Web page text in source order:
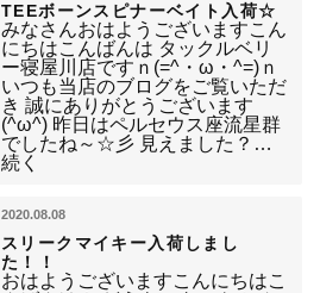
TEEボーンスピナーベイト入荷☆
みなさんおはようございますこん
にちはこんばんは タックルベリ
ー寝屋川店ですｎ(=^・ω・^=)ｎ
いつも当店のブログをご覧いただ
き 誠にありがとうございます
(^ω^) 昨日はペルセウス座流星群
でしたね～☆彡 見えました？…
続く
2020.08.08
スリークマイキー入荷しまし
た！！
おはようございますこんにちはこ